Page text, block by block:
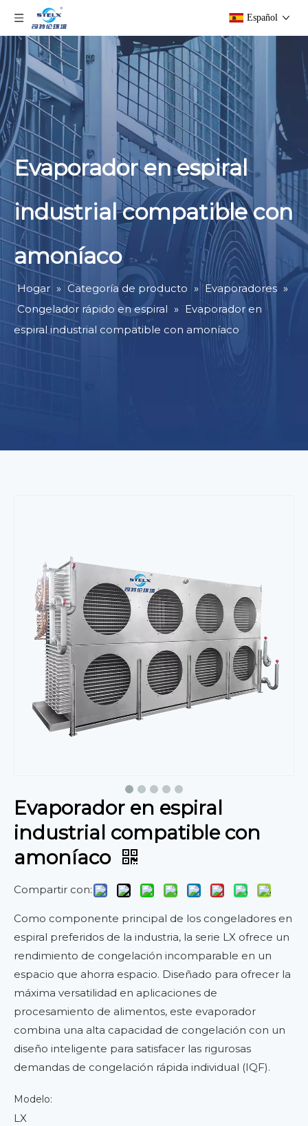
Español
Evaporador en espiral
industrial compatible con
amoníaco
Hogar » Categoría de producto » Evaporadores »
Congelador rápido en espiral » Evaporador en
espiral industrial compatible con amoníaco
Evaporador en espiral
industrial compatible con
amoníaco
Compartir con:
Como componente principal de los congeladores en
espiral preferidos de la industria, la serie LX ofrece un
rendimiento de congelación incomparable en un
espacio que ahorra espacio. Diseñado para ofrecer la
máxima versatilidad en aplicaciones de
procesamiento de alimentos, este evaporador
combina una alta capacidad de congelación con un
diseño inteligente para satisfacer las rigurosas
demandas de congelación rápida individual (IQF).
Modelo:
LX